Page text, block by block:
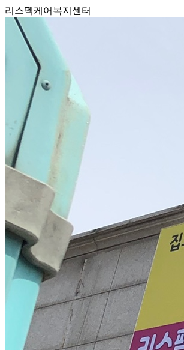
리스펙케어복지센터